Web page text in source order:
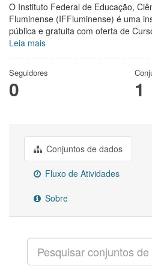
O Instituto Federal de Educação,
Fluminense (IFFluminense) é uma
pública e gratuita com oferta de
Leia mais
Seguidores
0 1
Conjuntos de dados
Fluxo de Atividades
Sobre